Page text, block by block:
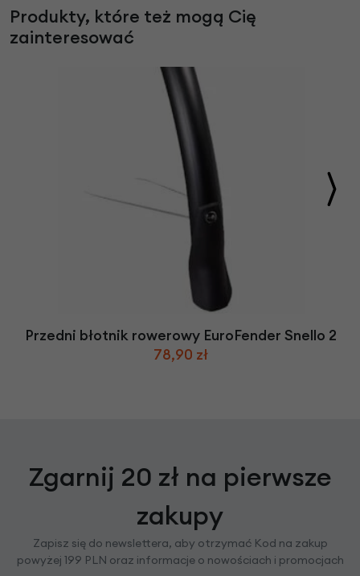
Produkty, które też mogą Cię
zainteresować
Przedni błotnik rowerowy EuroFender Snello 2
78,90 zł
Zgarnij 20 zł na pierwsze
zakupy
Zapisz się do newslettera, aby otrzymać Kod na zakup
powyżej 199 PLN oraz informacje o nowościach i promocjach